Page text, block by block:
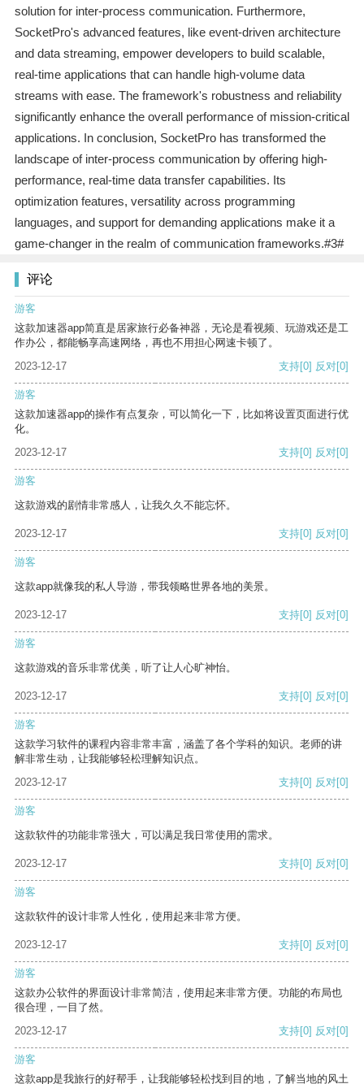
solution for inter-process communication. Furthermore,
SocketPro's advanced features, like event-driven architecture
and data streaming, empower developers to build scalable,
real-time applications that can handle high-volume data
streams with ease. The framework's robustness and reliability
significantly enhance the overall performance of mission-critical
applications. In conclusion, SocketPro has transformed the
landscape of inter-process communication by offering high-
performance, real-time data transfer capabilities. Its
optimization features, versatility across programming
languages, and support for demanding applications make it a
game-changer in the realm of communication frameworks.#3#
评论
游客
这款加速器app简直是居家旅行必备神器，无论是看视频、玩游戏还是工
作办公，都能畅享高速网络，再也不用担心网速卡顿了。
2023-12-17
支持[0] 反对[0]
游客
这款加速器app的操作有点复杂，可以简化一下，比如将设置页面进行优
化。
2023-12-17
支持[0] 反对[0]
游客
这款游戏的剧情非常感人，让我久久不能忘怀。
2023-12-17 支持[0] 反对[0]
游客
这款app就像我的私人导游，带我领略世界各地的美景。
2023-12-17 支持[0] 反对[0]
游客
这款游戏的音乐非常优美，听了让人心旷神怡。
2023-12-17 支持[0] 反对[0]
游客
这款学习软件的课程内容非常丰富，涵盖了各个学科的知识。老师的讲
解非常生动，让我能够轻松理解知识点。
2023-12-17
支持[0] 反对[0]
游客
这款软件的功能非常强大，可以满足我日常使用的需求。
2023-12-17 支持[0] 反对[0]
游客
这款软件的设计非常人性化，使用起来非常方便。
2023-12-17 支持[0] 反对[0]
游客
这款办公软件的界面设计非常简洁，使用起来非常方便。功能的布局也
很合理，一目了然。
2023-12-17
支持[0] 反对[0]
游客
这款app是我旅行的好帮手，让我能够轻松找到目的地，了解当地的风土